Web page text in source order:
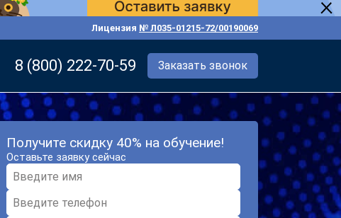
Лицензия № Л035-01215-72/00190069
8 (800) 222-70-59 Заказать звонок
Получите скидку 40% на обучение!
Оставьте заявку сейчас